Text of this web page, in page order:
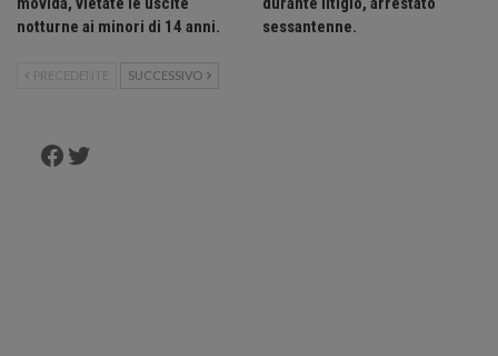
notturne ai minori di 14 anni.
sessantenne.
PRECEDENTE SUCCESSIVO
Facebook
Twitter